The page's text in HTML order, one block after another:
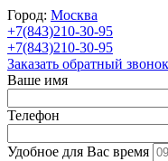
Город: Москва
+7(843)210-30-95
+7(843)210-30-95
Заказать обратный звонок
Ваше имя
Телефон
Удобное для Вас время